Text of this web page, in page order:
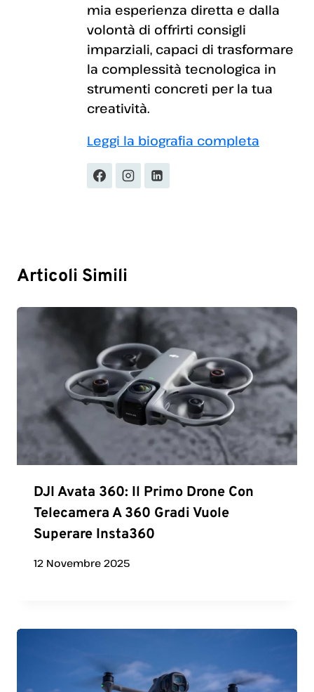
mia esperienza diretta e dalla
volontà di offrirti consigli
imparziali, capaci di trasformare
la complessità tecnologica in
strumenti concreti per la tua
creatività.
Leggi la biografia completa
Articoli Simili
DJI Avata 360: Il Primo Drone Con
Telecamera A 360 Gradi Vuole
Superare Insta360
12 Novembre 2025